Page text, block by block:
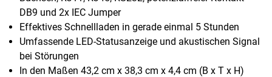
DB9 und 2x IEC Jumper
Effektives Schnellladen in gerade einmal 5 Stunden
Umfassende LED-Statusanzeige und akustischen Signal
bei Störungen
In den Maßen 43,2 cm x 38,3 cm x 4,4 cm (B x T x H)